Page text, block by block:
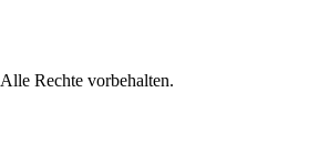
Alle Rechte vorbehalten.